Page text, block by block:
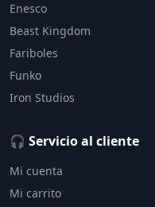
Enesco
Beast Kingdom
Fariboles
Funko
Iron Studios
🎧 Servicio al cliente
Mi cuenta
Mi carrito